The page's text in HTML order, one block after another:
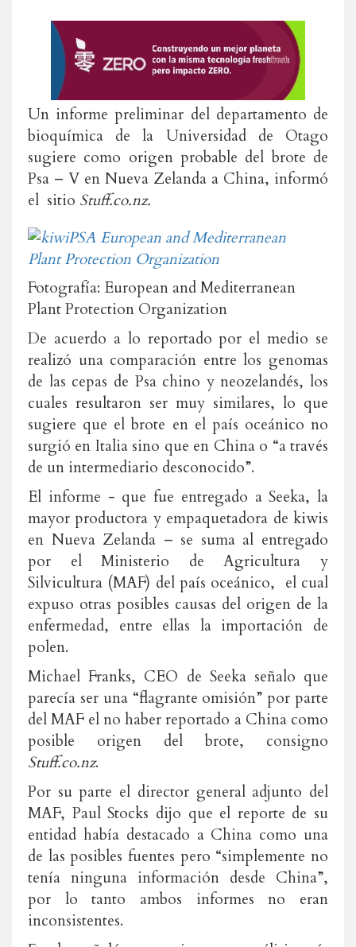
Un informe preliminar del departamento de
bioquímica de la Universidad de Otago
sugiere como origen probable del brote de
Psa – V en Nueva Zelanda a China, informó
el sitio Stuff.co.nz.
Fotografía: European and Mediterranean
Plant Protection Organization
De acuerdo a lo reportado por el medio se
realizó una comparación entre los genomas
de las cepas de Psa chino y neozelandés, los
cuales resultaron ser muy similares, lo que
sugiere que el brote en el país oceánico no
surgió en Italia sino que en China o “a través
de un intermediario desconocido”.
El informe - que fue entregado a Seeka, la
mayor productora y empaquetadora de kiwis
en Nueva Zelanda – se suma al entregado
por el Ministerio de Agricultura y
Silvicultura (MAF) del país oceánico, el cual
expuso otras posibles causas del origen de la
enfermedad, entre ellas la importación de
polen.
Michael Franks, CEO de Seeka señalo que
parecía ser una “flagrante omisión” por parte
del MAF el no haber reportado a China como
posible origen del brote, consigno
Stuff.co.nz.
Por su parte el director general adjunto del
MAF, Paul Stocks dijo que el reporte de su
entidad había destacado a China como una
de las posibles fuentes pero “simplemente no
tenía ninguna información desde China”,
por lo tanto ambos informes no eran
inconsistentes.